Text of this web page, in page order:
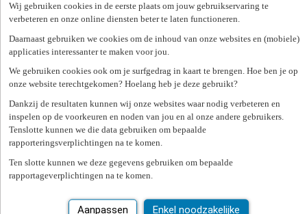
Wij gebruiken cookies in de eerste plaats om jouw gebruikservaring te
verbeteren en onze online diensten beter te laten functioneren.
Daarnaast gebruiken we cookies om de inhoud van onze websites en (mobiele)
applicaties interessanter te maken voor jou.
We gebruiken cookies ook om je surfgedrag in kaart te brengen. Hoe ben je op
onze website terechtgekomen? Hoelang heb je deze gebruikt?
Dankzij de resultaten kunnen wij onze websites waar nodig verbeteren en
inspelen op de voorkeuren en noden van jou en al onze andere gebruikers.
Tenslotte kunnen we die data gebruiken om bepaalde
rapporteringsverplichtingen na te komen.
Ten slotte kunnen we deze gegevens gebruiken om bepaalde
rapportageverplichtingen na te komen.
Aanpassen Enkel noodzakelijke
Ik zoek personeel
Specialisaties
Office
Technicum
Customer Care
Accounting & Finance
Maritiem
Ik zoek personeel
Assessments
Projectsourcing